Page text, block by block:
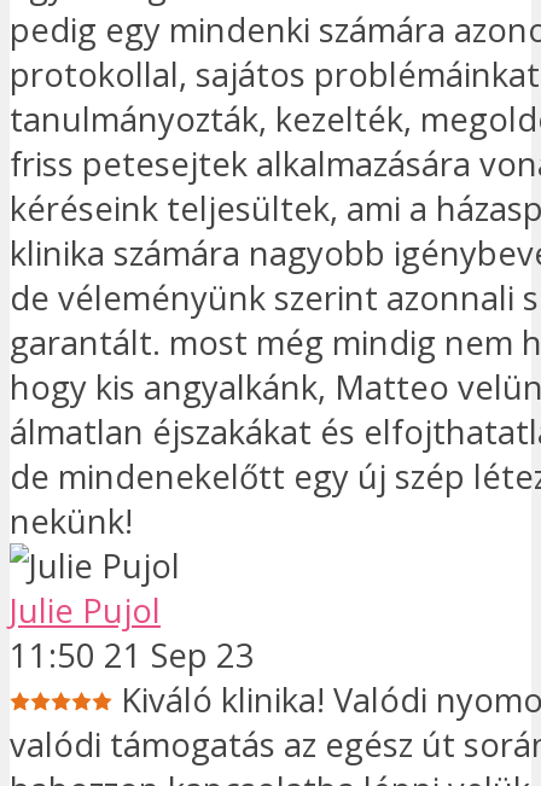
pedig egy mindenki számára
protokollal, sajátos problémáinkat
tanulmányozták, kezelték,
friss petesejtek alkalmazására
kéréseink teljesültek, ami a
klinika számára nagyobb
de véleményünk szerint azonnali
garantált. most még mindig nem
hogy kis angyalkánk, Matteo
álmatlan éjszakákat és
de mindenekelőtt egy új szép
nekünk!
Julie Pujol
11:50 21 Sep 23
Kiváló klinika! Valódi
valódi támogatás az egész út